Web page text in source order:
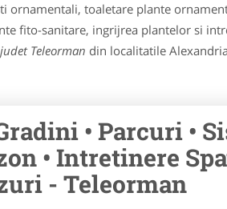
ornamentali, toaletare plante
fito-sanitare, ingrijrea plantelor si
Teleorman din localitatile
• Parcuri •
• Intretinere
- Teleorman